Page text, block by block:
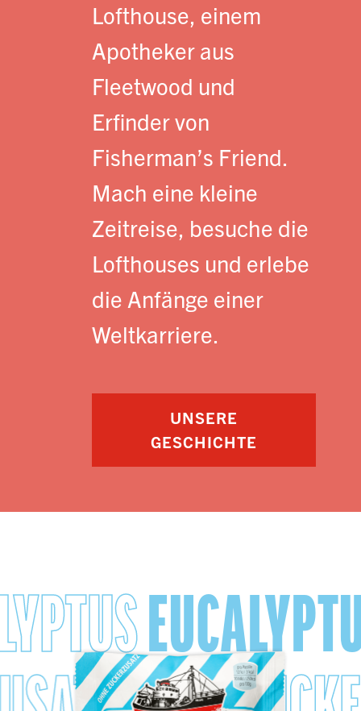
Lofthouse, einem
Apotheker aus
Fleetwood und
Erfinder von
Fisherman’s Friend.
Mach eine kleine
Zeitreise, besuche die
Lofthouses und erlebe
die Anfänge einer
Weltkarriere.
UNSERE
GESCHICHTE